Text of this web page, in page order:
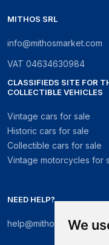
We
MITHOS SRL
info@mithosmarket.com
VAT 04634630984
CLASSIFIEDS SITE FOR
COLLECTIBLE VEHICLES
Vintage cars for sale
Historic cars for sale
Collectible cars for sale
Vintage motorcycles for
NEED HELP?
help@mithosmarket.com